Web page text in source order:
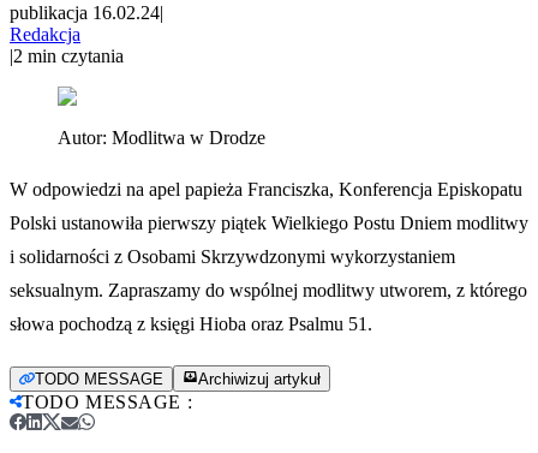
publikacja 16.02.24|
Redakcja
|2 min czytania
Autor: Modlitwa w Drodze
W odpowiedzi na apel papieża Franciszka, Konferencja Episkopatu
Polski ustanowiła pierwszy piątek Wielkiego Postu Dniem modlitwy
i solidarności z Osobami Skrzywdzonymi wykorzystaniem
seksualnym. Zapraszamy do wspólnej modlitwy utworem, z którego
słowa pochodzą z księgi Hioba oraz Psalmu 51.
TODO MESSAGE Archiwizuj artykuł
TODO MESSAGE :